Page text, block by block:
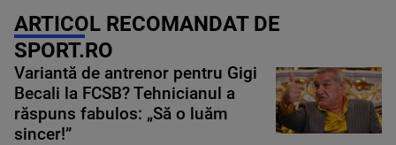
ARTICOL RECOMANDAT DE
SPORT.RO
Variantă de antrenor pentru Gigi
Becali la FCSB? Tehnicianul a
răspuns fabulos: „Să o luăm
sincer!”